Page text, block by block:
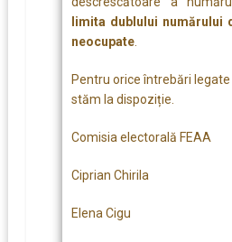
limita dublului numărului
neocupate.
Pentru orice întrebări
stăm la dispoziție.
Comisia electorală FEAA
Ciprian Chirila
Elena Cigu